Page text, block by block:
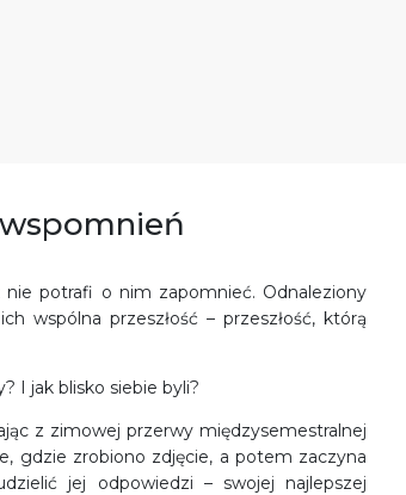
nie potrafi o nim zapomnieć. Odnaleziony
wspólna przeszłość – przeszłość, którą
I jak blisko siebie byli?
z zimowej przerwy międzysemestralnej
gdzie zrobiono zdjęcie, a potem zaczyna
jej odpowiedzi – swojej najlepszej